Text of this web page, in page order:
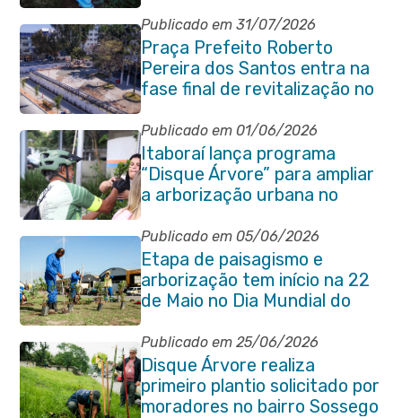
Publicado em 31/07/2026
Praça Prefeito Roberto
Pereira dos Santos entra na
fase final de revitalização no
Centro de Itaboraí
Publicado em 01/06/2026
Itaboraí lança programa
“Disque Árvore” para ampliar
a arborização urbana no
município
Publicado em 05/06/2026
Etapa de paisagismo e
arborização tem início na 22
de Maio no Dia Mundial do
Meio Ambiente
Publicado em 25/06/2026
Disque Árvore realiza
primeiro plantio solicitado por
moradores no bairro Sossego